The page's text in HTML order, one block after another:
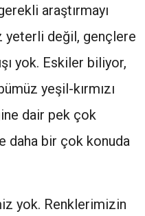
araştırmayı
yeterli değil, gençlere
yok. Eskiler biliyor,
yeşil-kırmızı
dair pek çok
daha bir çok konuda
yok. Renklerimizin